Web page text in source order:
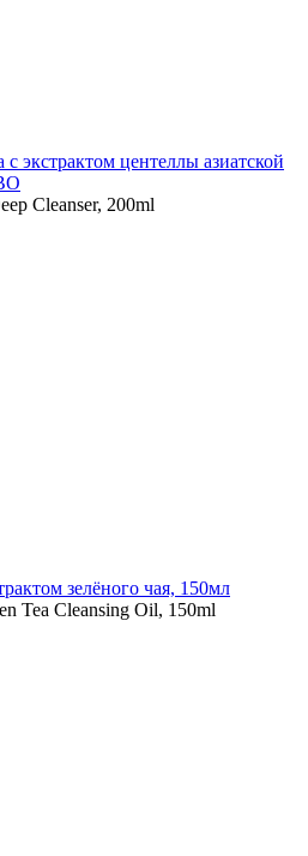
экстрактом центеллы азиатской
Cleanser, 200ml
зелёного чая, 150мл
Tea Cleansing Oil, 150ml